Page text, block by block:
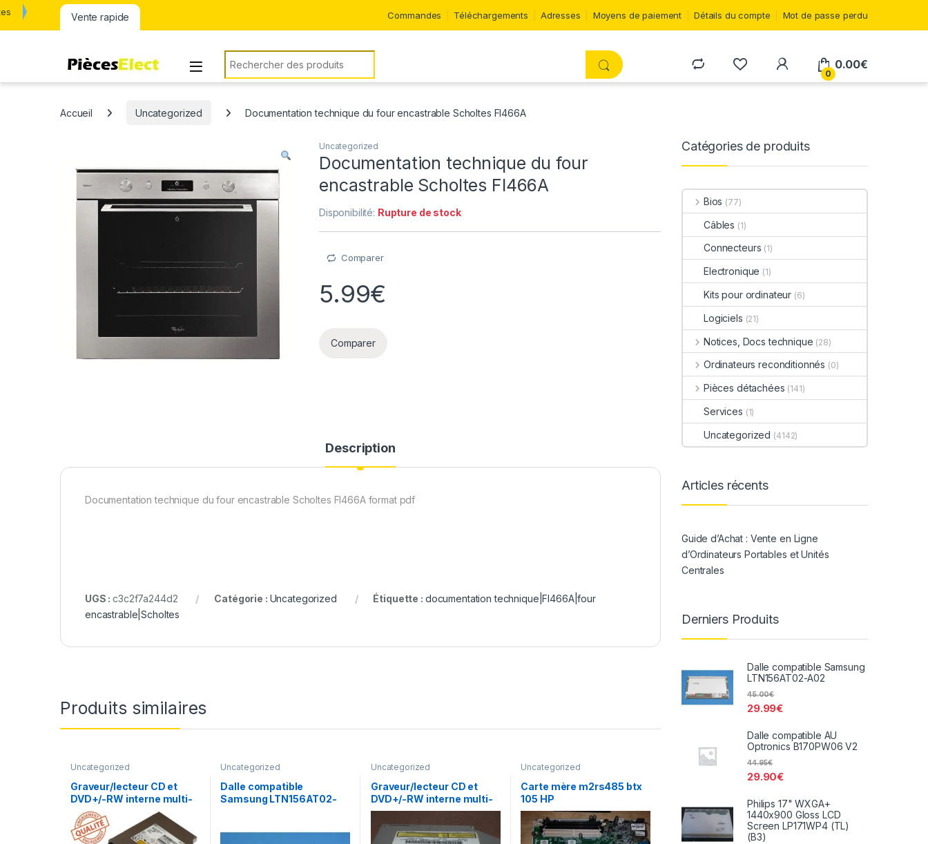
Vente rapide Commandes Téléchargements Adresses Moyens de paiement Détails du compte Mot de passe perdu
Rechercher:
0
0.00€
Accueil Uncategorized Documentation technique du four encastrable Scholtes FI466A
Uncategorized
Documentation technique du four
encastrable Scholtes FI466A
Disponibilité: Rupture de stock
Comparer
5.99€
Comparer
Description
Documentation technique du four encastrable Scholtes FI466A format pdf
UGS :c3c2f7a244d2 Catégorie : Uncategorized Étiquette : documentation technique|FI466A|four
encastrable|Scholtes
Produits similaires
Uncategorized
Graveur/lecteur CD et
DVD+/-RW interne multi-
recorder portable UJ-850
Uncategorized
Dalle compatible
Samsung LTN156AT02-
Uncategorized
Graveur/lecteur CD et
DVD+/-RW interne multi-
recorder portable TS-
L632
Uncategorized
Carte mère m2rs485 btx
105 HP
Catégories de produits
Bios (77)
Câbles (1)
Connecteurs (1)
Electronique (1)
Kits pour ordinateur (6)
Logiciels (21)
Notices, Docs technique (28)
Ordinateurs reconditionnés (0)
Pièces détachées (141)
Services (1)
Uncategorized (4142)
Articles récents
Guide d’Achat : Vente en Ligne
d’Ordinateurs Portables et Unités
Centrales
Derniers Produits
Dalle compatible Samsung
LTN156AT02-A02
29.99€
45.00€
Dalle compatible AU
Optronics B170PW06 V2
29.90€
44.95€
Philips 17" WXGA+
1440x900 Gloss LCD
Screen LP171WP4 (TL)
(B3)